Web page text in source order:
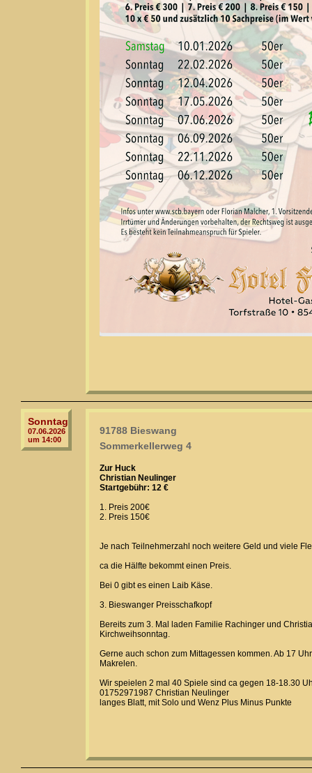
Sonntag
07.06.2026
um 14:00
91788 Bieswang
Sommerkellerweg 4
Zur Huck
Christian Neulinger
Startgebühr: 12 €
1. Preis 200€
2. Preis 150€
Je nach Teilnehmerzahl noch weitere Geld und viele
ca die Hälfte bekommt einen Preis.
Bei 0 gibt es einen Laib Käse.
3. Bieswanger Preisschafkopf
Bereits zum 3. Mal laden Familie Rachinger und
Kirchweihsonntag.
Gerne auch schon zum Mittagessen kommen. Ab 17
Makrelen.
Wir speielen 2 mal 40 Spiele sind ca gegen 18-18.30
01752971987 Christian Neulinger
langes Blatt, mit Solo und Wenz Plus Minus Punkte